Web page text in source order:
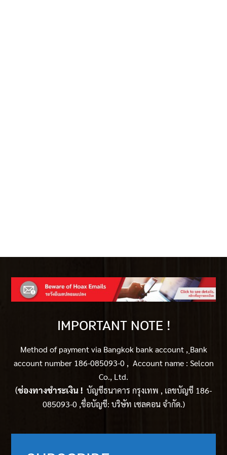
IMPORTANT NOTE !
Method of payment via Bangkok bank account , ฺBank
account number 186-085093-0 , Account name : Selcon
Co., Ltd.
(ช่องทางชำระเงิน ! บัญชีธนาคาร กรุงเทพ , เลขบัญชี 186-
085093-0 ,ชื่อบัญชี: บริษัท เซลคอน จำกัด.)